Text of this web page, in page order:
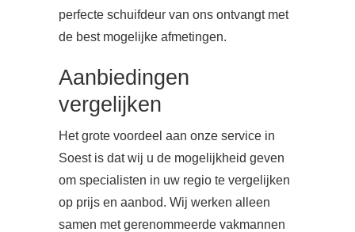
perfecte schuifdeur van ons ontvangt met
de best mogelijke afmetingen.
Aanbiedingen
vergelijken
Het grote voordeel aan onze service in
Soest is dat wij u de mogelijkheid geven
om specialisten in uw regio te vergelijken
op prijs en aanbod. Wij werken alleen
samen met gerenommeerde vakmannen